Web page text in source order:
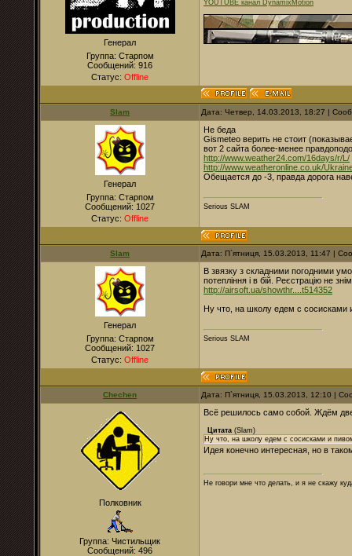
Генерал
Группа: Старпом
Сообщений: 916
Статус: Offline
YOUTUBE канал DynamixMotion
Slam Дата: Четвер, 14.03.2013, 18:27 |
Генерал
Группа: Старпом
Сообщений: 1027
Статус: Offline
Не беда
Gismeteo верить не стоит
вот 2 сайта более-менее
http://www.weather24.com/16days/r/L/
http://www.weatheronline.co.uk/
Обещается до -3, правда дорога
Serious SLAM
Slam Дата: П`ятниця, 15.03.2013, 11:47 |
Генерал
Группа: Старпом
Сообщений: 1027
Статус: Offline
В звязку з складними погодними
потепління і в бій. Реєстрацію не
http://airsoft.ua/showthr....t514352
Ну что, на школу едем с сосисками
Serious SLAM
Chechen Дата: П`ятниця, 15.03.2013, 12:10 |
Полковник
Группа: Чистильщик
Сообщений: 496
Всё решилось само собой. Ждём
Цитата (Slam)
Ну что, на школу едем с сосисками и
Идея конечно интересная, но в
Не говори мне что делать, и я не скажу